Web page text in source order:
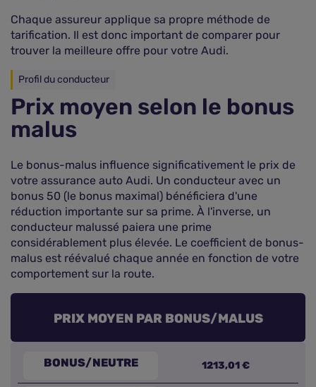
Chaque assureur applique sa propre méthode de
tarification. Il est donc important de comparer pour
trouver la meilleure offre pour votre Audi.
Profil du conducteur
Prix moyen selon le bonus
malus
Le bonus-malus influence significativement le prix de
votre assurance auto Audi. Un conducteur avec un
bonus 50 (le bonus maximal) bénéficiera d'une
réduction importante sur sa prime. À l'inverse, un
conducteur malussé paiera une prime
considérablement plus élevée. Le coefficient de bonus-
malus est réévalué chaque année en fonction de votre
comportement sur la route.
PRIX MOYEN PAR BONUS/MALUS
1213,01 €